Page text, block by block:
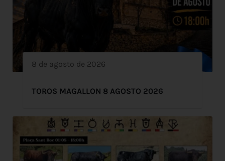
8 de agosto de 2026
TOROS MAGALLON 8 AGOSTO 2026